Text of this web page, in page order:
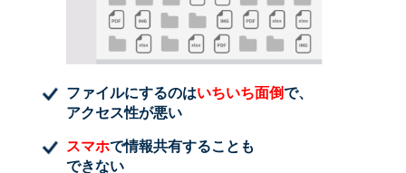
ファイルにするのはいちいち面倒で、
アクセス性が悪い
スマホで情報共有することも
できない